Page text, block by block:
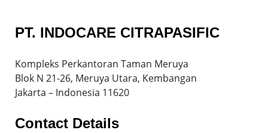
PT. INDOCARE CITRAPASIFIC
Kompleks Perkantoran Taman Meruya
Blok N 21-26, Meruya Utara, Kembangan
Jakarta – Indonesia 11620
Contact Details